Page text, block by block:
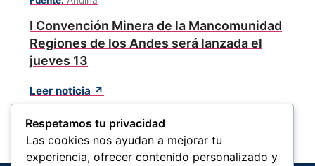
I Convención Minera de la Mancomunidad
Regiones de los Andes será lanzada el
jueves 13
Leer noticia ↗
Respetamos tu privacidad
Las cookies nos ayudan a mejorar tu
experiencia, ofrecer contenido personalizado y